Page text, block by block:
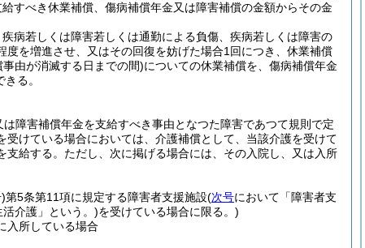
すべき休業補償、傷病補償年金又は障害補償の金額からその金
病若しくは障害若しくは通勤による負傷、疾病若しくは障害の
を増進させ、又はその回復を妨げた場合1回につき、休業補償
由が消滅する日までの間)についての休業補償を、傷病補償年金
る。
障害補償年金を支給すべき事由となつた障害であつて規則で定
けている場合においては、介護補償として、当該介護を受けて
給する。 ただし、次に掲げる場合には、その入院し、又は入所
第5条第11項に規定する障害者支援施設(次号において「障害者支
活介護」という。)を受けている場合に限る。)
入所している場合